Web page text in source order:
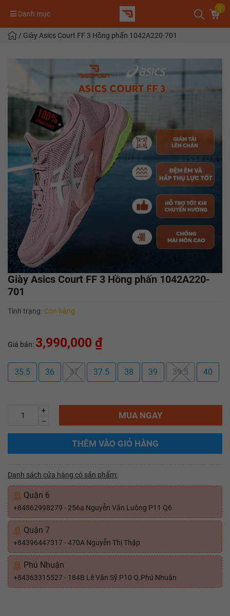
Danh mục
0
/ Giày Asics Court FF 3 Hồng phấn 1042A220-701
Giày Asics Court FF 3 Hồng phấn 1042A220-
701
Tình trạng: Còn hàng
Giá bán: 3,990,000 ₫
35.5 36 37 37.5 38 39 39.5 40
+
–
MUA NGAY
THÊM VÀO GIỎ HÀNG
Danh sách cửa hàng có sản phẩm:
Quận 6
+84862998279 - 256a Nguyễn Văn Luông P11 Q6
Quận 7
+84396447317 - 470A Nguyễn Thị Thập
Phú Nhuận
+84363315527 - 184B Lê Văn Sỹ P10 Q.Phú Nhuận